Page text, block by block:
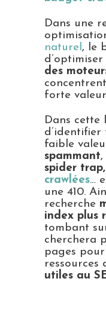
Dans une
naturel , le
d’optimiser
des
forte
Dans cette
d’identifier
faible
spammant,
spider trap,
crawlées…
une 410.
recherche
index plus
tombant
cherchera
pages
ressources
utiles au